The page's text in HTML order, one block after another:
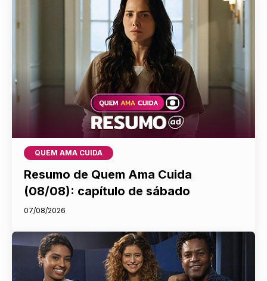
QUEM AMA CUIDA
Resumo de Quem Ama Cuida
(08/08): capítulo de sábado
07/08/2026